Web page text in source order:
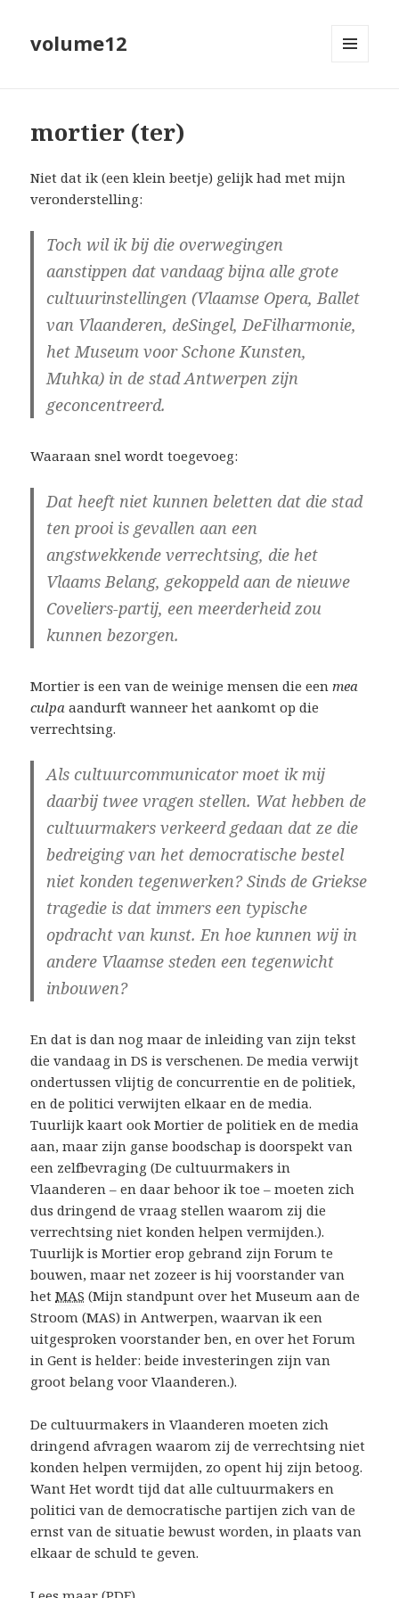
volume12
mortier (ter)
Niet dat ik (een klein beetje) gelijk had met mijn
veronderstelling:
Toch wil ik bij die overwegingen
aanstippen dat vandaag bijna alle grote
cultuurinstellingen (Vlaamse Opera, Ballet
van Vlaanderen, deSingel, DeFilharmonie,
het Museum voor Schone Kunsten,
Muhka) in de stad Antwerpen zijn
geconcentreerd.
Waaraan snel wordt toegevoeg:
Dat heeft niet kunnen beletten dat die stad
ten prooi is gevallen aan een
angstwekkende verrechtsing, die het
Vlaams Belang, gekoppeld aan de nieuwe
Coveliers-partij, een meerderheid zou
kunnen bezorgen.
Mortier is een van de weinige mensen die eenmea
culpa aandurft wanneer het aankomt op die
verrechtsing.
Als cultuurcommunicator moet ik mij
daarbij twee vragen stellen. Wat hebben de
cultuurmakers verkeerd gedaan dat ze die
bedreiging van het democratische bestel
niet konden tegenwerken? Sinds de Griekse
tragedie is dat immers een typische
opdracht van kunst. En hoe kunnen wij in
andere Vlaamse steden een tegenwicht
inbouwen?
En dat is dan nog maar de inleiding van zijn tekst
die vandaag in DS is verschenen. De media verwijt
ondertussen vlijtig de concurrentie en de politiek,
en de politici verwijten elkaar en de media.
Tuurlijk kaart ook Mortier de politiek en de media
aan, maar zijn ganse boodschap is doorspekt van
een zelfbevraging (De cultuurmakers in
Vlaanderen – en daar behoor ik toe – moeten zich
dus dringend de vraag stellen waarom zij die
verrechtsing niet konden helpen vermijden.).
Tuurlijk is Mortier erop gebrand zijn Forum te
bouwen, maar net zozeer is hij voorstander van
hetMAS (Mijn standpunt over het Museum aan de
Stroom (MAS) in Antwerpen, waarvan ik een
uitgesproken voorstander ben, en over het Forum
in Gent is helder: beide investeringen zijn van
groot belang voor Vlaanderen.).
De cultuurmakers in Vlaanderen moeten zich
dringend afvragen waarom zij de verrechtsing niet
konden helpen vermijden, zo opent hij zijn betoog.
WantHet wordt tijd dat alle cultuurmakers en
politici van de democratische partijen zich van de
ernst van de situatie bewust worden, in plaats van
elkaar de schuld te geven.